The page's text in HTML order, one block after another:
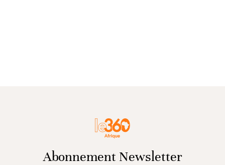
Abonnement Newsletter